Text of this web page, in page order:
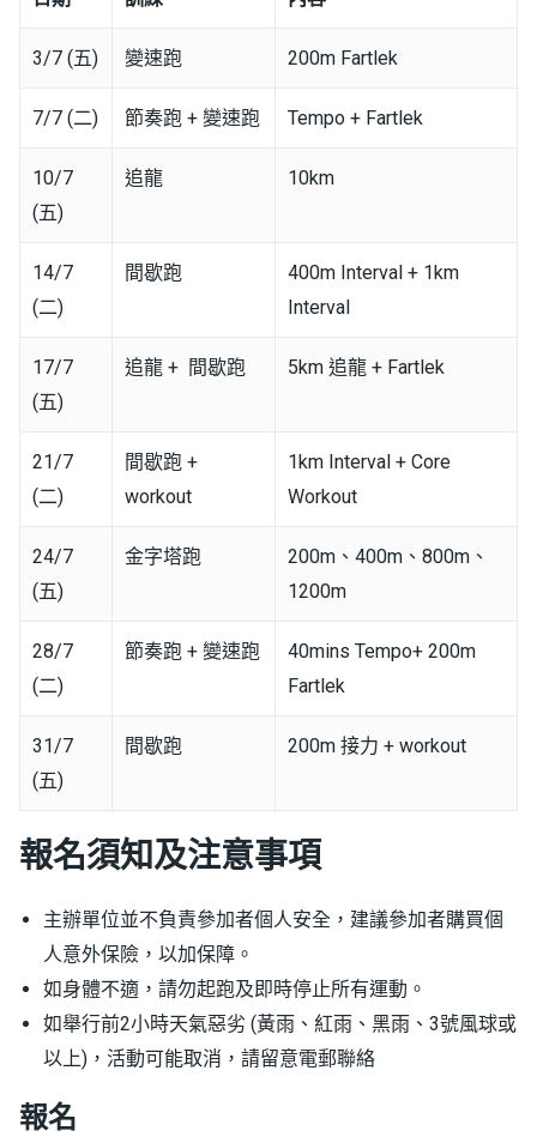
3/7 (五) 變速跑 200m Fartlek
7/7 (二) 節奏跑 + 變速跑 Tempo + Fartlek
10/7
(五)
追龍 10km
14/7
(二)
間歇跑
400m Interval + 1km
Interval
17/7
(五)
追龍 + 間歇跑 5km 追龍 + Fartlek
21/7
(二)
間歇跑 +
workout
1km Interval + Core
Workout
24/7
(五)
金字塔跑
200m、400m、800m、
1200m
28/7
(二)
節奏跑 + 變速跑
40mins Tempo+ 200m
Fartlek
31/7
(五)
間歇跑 200m 接力 + workout
報名須知及注意事項
主辦單位並不負責參加者個人安全，建議參加者購買個
人意外保險，以加保障。
如身體不適，請勿起跑及即時停止所有運動。
如舉行前2小時天氣惡劣 (黃雨、紅雨、黑雨、3號風球或
以上)，活動可能取消，請留意電郵聯絡
報名